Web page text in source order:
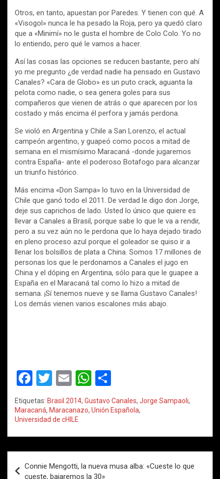
Otros, en tanto, apuestan por Paredes. Y tienen con qué. A
«Visogol» nunca le ha pesado la Roja, pero ya quedó claro
que a «Minimí» no le gusta el hombre de Colo Colo. Yo no
lo entiendo, pero qué le vamos a hacer.
Así las cosas las opciones se reducen bastante, pero ahí
yo me pregunto ¿de verdad nadie ha pensado en Gustavo
Canales? «Cara de Globo» es un puto crack, aguanta la
pelota como nadie, o sea genera goles para sus
compañeros que vienen de atrás o que aparecen por los
costado y más encima él perfora y jamás perdona.
Se violó en Argentina y Chile a San Lorenzo, el actual
campeón argentino, y guapeó como pocos a mitad de
semana en el mismísimo Maracaná -donde jugaremos
contra España- ante el poderoso Botafogo para alcanzar
un triunfo histórico.
Más encima «Don Sampa» lo tuvo en la Universidad de
Chile que ganó todo el 2011. De verdad le digo don Jorge,
deje sus caprichos de lado. Usted lo único que quiere es
llevar a Canales a Brasil, porque sabe lo que le va a rendir,
pero a su vez aún no le perdona que lo haya dejado tirado
en pleno proceso azul porque el goleador se quiso ir a
llenar los bolsillos de plata a China. Somos 17 millones de
personas los que le perdonamos a Canales el jugo en
China y el dóping en Argentina, sólo para que le guapee a
España en el Maracaná tal como lo hizo a mitad de
semana. ¡Sí tenemos nueve y se llama Gustavo Canales!
Los demás vienen varios escalones más abajo.
F
a
ce
b
o
o
k
T
wi
tt
er
E
m
ail
W
h
at
A
p
p
o
m
ar
tir
Etiquetas: Brasil 2014, Gustavo Canales, Jorge Sampaoli,
Maracaná, Maracanazo, Unión Española,
Universidad de cHILE
de
Connie Mengotti, la nueva musa alba: «Cueste lo que
cueste, bajaremos la 30»